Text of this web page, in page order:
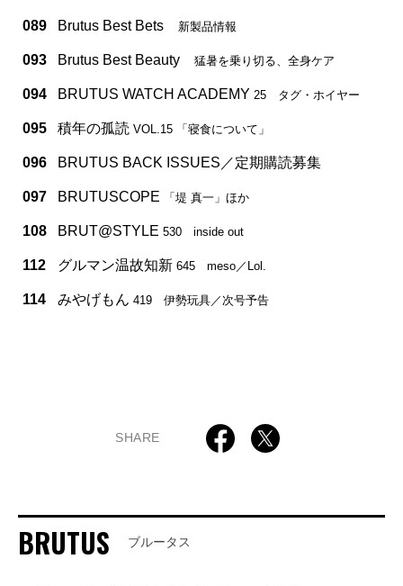
089 Brutus Best Bets 新製品情報
093 Brutus Best Beauty 猛暑を乗り切る、全身ケア
094 BRUTUS WATCH ACADEMY 25 タグ・ホイヤー
095 積年の孤読 VOL.15 「寝食について」
096 BRUTUS BACK ISSUES／定期購読募集
097 BRUTUSCOPE 「堤 真一」ほか
108 BRUT@STYLE 530 inside out
112 グルマン温故知新 645 meso／Lol.
114 みやげもん 419 伊勢玩具／次号予告
SHARE
BRUTUS ブルータス